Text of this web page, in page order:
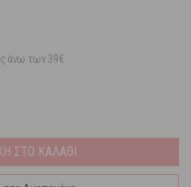
άνω των 39€
ΣΤΟ ΚΑΛΑΘΙ